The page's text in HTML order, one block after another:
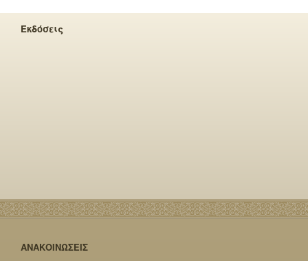
Εκδόσεις
ΑΝΑΚΟΙΝΩΣΕΙΣ